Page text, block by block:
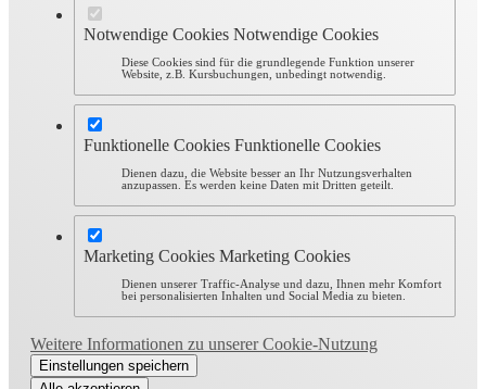
Notwendige Cookies Notwendige Cookies
Diese Cookies sind für die grundlegende Funktion unserer
Website, z.B. Kursbuchungen, unbedingt notwendig.
Funktionelle Cookies Funktionelle Cookies
Dienen dazu, die Website besser an Ihr Nutzungsverhalten
anzupassen. Es werden keine Daten mit Dritten geteilt.
Marketing Cookies Marketing Cookies
Dienen unserer Traffic-Analyse und dazu, Ihnen mehr Komfort
bei personalisierten Inhalten und Social Media zu bieten.
Weitere Informationen zu unserer Cookie-Nutzung